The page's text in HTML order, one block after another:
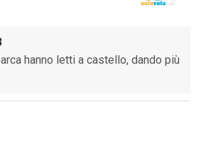
hanno letti a castello, dando più